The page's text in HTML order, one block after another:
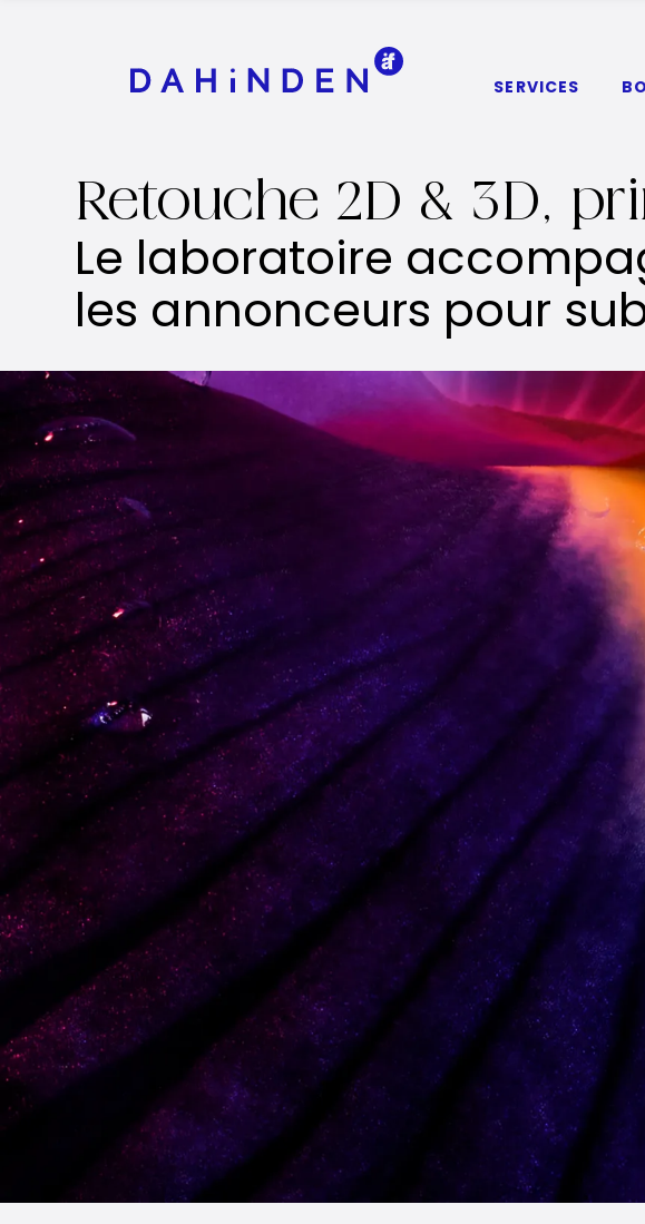
SERVICES
Retouche 2D & 3D,
Le laboratoire
les annonceurs pour